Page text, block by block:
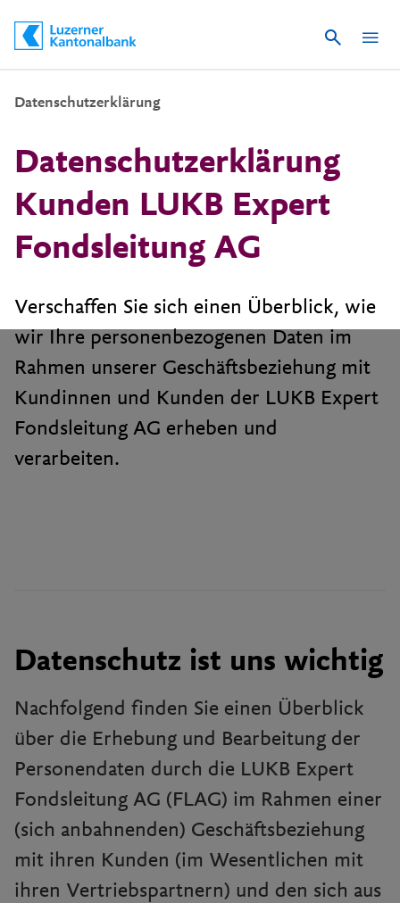
Suche
Datenschutzerklärung
Datenschutzerklärung
Kunden LUKB Expert
Fondsleitung AG
Verschaffen Sie sich einen Überblick, wie
wir Ihre personenbezogenen Daten im
Rahmen unserer Geschäftsbeziehung mit
Kundinnen und Kunden der LUKB Expert
Fondsleitung AG erheben und
verarbeiten.
Datenschutz ist uns wichtig
Nachfolgend finden Sie einen Überblick
über die Erhebung und Bearbeitung der
Personendaten durch die LUKB Expert
Fondsleitung AG (FLAG) im Rahmen einer
(sich anbahnenden) Geschäftsbeziehung
mit ihren Kunden (im Wesentlichen mit
ihren Vertriebspartnern) und den sich aus